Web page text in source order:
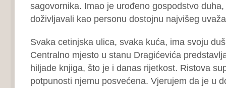
sagovornika. Imao je urođeno gospodstvo
doživljavali kao personu dostojnu najvišeg
Svaka cetinjska ulica, svaka kuća, ima svoju
Centralno mjesto u stanu Dragićevića
hiljade knjiga, što je i danas rijetkost. Ristova
potpunosti njemu posvećena. Vjerujem da je u